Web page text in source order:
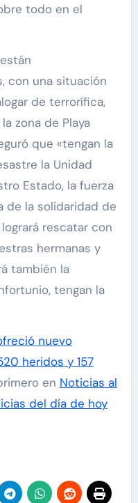
todo en el
con una situación
de terrorífica,
zona de Playa
que «tengan la
la Unidad
Estado, la fuerza
de la solidaridad de
rescatar con
hermanas y
también la
tengan la
nuevo
heridos y 157
en Noticias al
del día de hoy